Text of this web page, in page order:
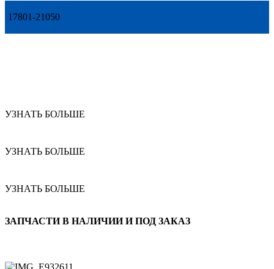
17801-21050
УЗНАТЬ БОЛЬШЕ
УЗНАТЬ БОЛЬШЕ
УЗНАТЬ БОЛЬШЕ
ЗАПЧАСТИ В НАЛИЧИИ И ПОД ЗАКАЗ